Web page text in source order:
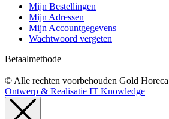
Mijn Bestellingen
Mijn Adressen
Mijn Accountgegevens
Wachtwoord vergeten
Betaalmethode
© Alle rechten voorbehouden Gold
Ontwerp & Realisatie IT Knowledge